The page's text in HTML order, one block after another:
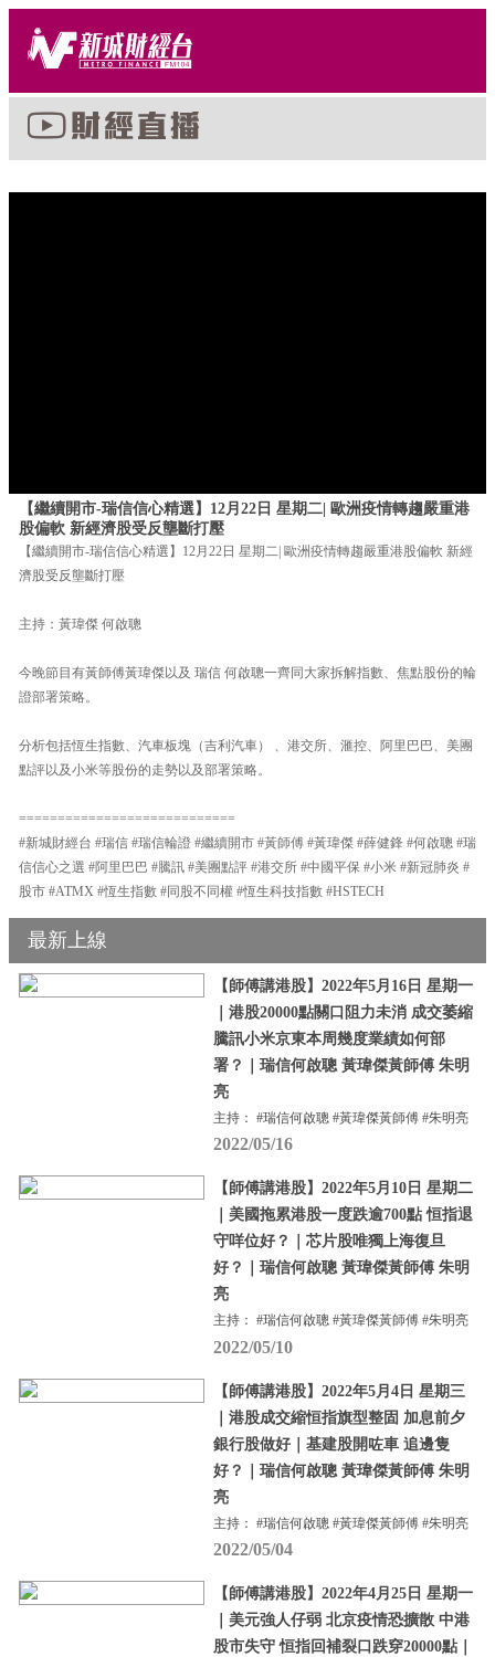
【繼續開市-瑞信信心精選】12月22日 星期二| 歐洲疫情轉趨嚴重港
股偏軟 新經濟股受反壟斷打壓
【繼續開市-瑞信信心精選】12月22日 星期二| 歐洲疫情轉趨嚴重港股偏軟 新經
濟股受反壟斷打壓
主持：黃瑋傑 何啟聰
今晚節目有黃師傅黃瑋傑以及 瑞信 何啟聰一齊同大家拆解指數、焦點股份的輪
證部署策略。
分析包括恆生指數、汽車板塊（吉利汽車） 、港交所、滙控、阿里巴巴、美團
點評以及小米等股份的走勢以及部署策略。
============================
#新城財經台 #瑞信 #瑞信輪證 #繼續開市 #黃師傅 #黃瑋傑 #薛健鋒 #何啟聰 #瑞
信信心之選 #阿里巴巴 #騰訊 #美團點評 #港交所 #中國平保 #小米 #新冠肺炎 #
股市 #ATMX #恆生指數 #同股不同權 #恆生科技指數 #HSTECH
最新上線
【師傅講港股】2022年5月16日 星期一
｜港股20000點關口阻力未消 成交萎縮
騰訊小米京東本周幾度業績如何部
署？｜瑞信何啟聰 黃瑋傑黃師傅 朱明
亮
主持： #瑞信何啟聰 #黃瑋傑黃師傅 #朱明亮
2022/05/16
【師傅講港股】2022年5月10日 星期二
｜美國拖累港股一度跌逾700點 恒指退
守咩位好？｜芯片股唯獨上海復旦
好？｜瑞信何啟聰 黃瑋傑黃師傅 朱明
亮
主持： #瑞信何啟聰 #黃瑋傑黃師傅 #朱明亮
2022/05/10
【師傅講港股】2022年5月4日 星期三
｜港股成交縮恒指旗型整固 加息前夕
銀行股做好｜基建股開咗車 追邊隻
好？｜瑞信何啟聰 黃瑋傑黃師傅 朱明
亮
主持： #瑞信何啟聰 #黃瑋傑黃師傅 #朱明亮
2022/05/04
【師傅講港股】2022年4月25日 星期一
｜美元強人仔弱 北京疫情恐擴散 中港
股市失守 恒指回補裂口跌穿20000點｜